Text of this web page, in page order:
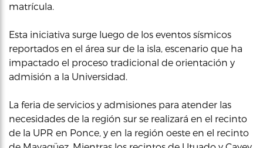
matrícula.
Esta iniciativa surge luego de los eventos sísmicos
reportados en el área sur de la isla, escenario que ha
impactado el proceso tradicional de orientación y
admisión a la Universidad.
La feria de servicios y admisiones para atender las
necesidades de la región sur se realizará en el recinto
de la UPR en Ponce, y en la región oeste en el recinto